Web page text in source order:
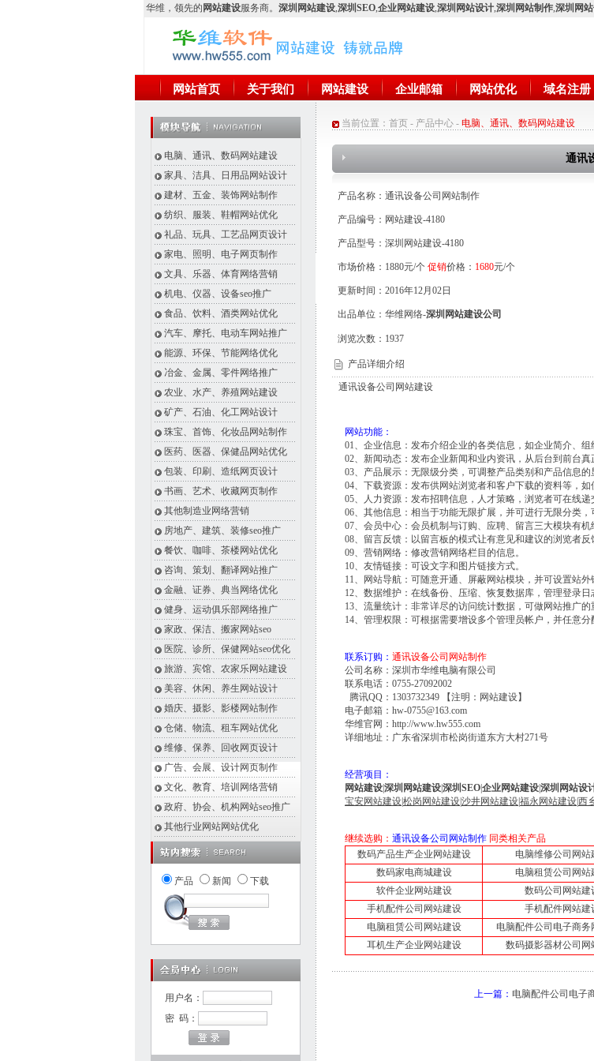
华维 ，领先的 网站建设服务商。 深圳网站建设,深圳SEO,企业网站建设,深圳网站设计,深圳网站制作,深圳网
网站首页 关于我们 网站建设 企业邮箱 网站优化 域名注册
电脑、通讯、数码网站建设
家具、洁具、日用品网站设计
建材、五金、装饰网站制作
纺织、服装、鞋帽网站优化
礼品、玩具、工艺品网页设计
家电、照明、电子网页制作
文具、乐器、体育网络营销
机电、仪器、设备seo推广
食品、饮料、酒类网站优化
汽车、摩托、电动车网站推广
能源、环保、节能网络优化
冶金、金属、零件网络推广
农业、水产、养殖网站建设
矿产、石油、化工网站设计
珠宝、首饰、化妆品网站制作
医药、医器、保健品网站优化
包装、印刷、造纸网页设计
书画、艺术、收藏网页制作
其他制造业网络营销
房地产、建筑、装修seo推广
餐饮、咖啡、茶楼网站优化
咨询、策划、翻译网站推广
金融、证券、典当网络优化
健身、运动俱乐部网络推广
家政、保洁、搬家网站seo
医院、诊所、保健网站seo优化
旅游、宾馆、农家乐网站建设
美容、休闲、养生网站设计
婚庆、摄影、影楼网站制作
仓储、物流、租车网站优化
维修、保养、回收网页设计
广告、会展、设计网页制作
文化、教育、培训网络营销
政府、协会、机构网站seo推广
其他行业网站网站优化
产品 新闻 下载
用户名：
密 码：
当前位置： 首页- 产品中心- 电脑、通讯、数码网站建设
通讯
产品名称：通讯设备公司网站制作
产品编号：网站建设-4180
产品型号：深圳网站建设-4180
市场价格：1880元/个 促销价格： 1680元/个
更新时间：2016年12月02日
出品单位：华维网络-深圳网站建设公司
浏览次数： 1937
产品详细介绍
通讯设备公司网站建设
网站功能：
01、企业信息：发布介绍企业的各类信息，如企业简介、
02、新闻动态：发布企业新闻和业内资讯，从后台到前台
03、产品展示：无限级分类，可调整产品类别和产品信息
04、下载资源：发布供网站浏览者和客户下载的资料等，
05、人力资源：发布招聘信息，人才策略，浏览者可在线递
06、其他信息：相当于功能无限扩展，并可进行无限分类
07、会员中心：会员机制与订购、应聘、留言三大模块有
08、留言反馈：以留言板的模式让有意见和建议的浏览者
09、营销网络：修改营销网络栏目的信息。
10、友情链接：可设文字和图片链接方式。
11、网站导航：可随意开通、屏蔽网站模块，并可设置站外
12、数据维护：在线备份、压缩、恢复数据库，管理登录日
13、流量统计：非常详尽的访问统计数据，可做网站推广的
14、管理权限：可根据需要增设多个管理员帐户，并任意分
联系订购： 通讯设备公司网站制作
公司名称：深圳市华维电脑有限公司
联系电话：0755-27092002
腾讯QQ：1303732349 【注明： 网站建设】
电子邮箱：hw-0755@163.com
华维官网： http://www.hw555.com
详细地址：广东省深圳市松岗街道东方大村271号
经营项目：
网站建设深圳网站建设深圳SEO企业网站建设深圳网站设
宝安网站建设松岗网站建设沙井网站建设福永网站建设西
继续选购： 通讯设备公司网站制作 同类相关产品
数码产品生产企业网站建设
电脑维修公司网站
数码家电商城建设
电脑租赁公司网站
软件企业网站建设
数码公司网站建
手机配件公司网站建设
手机配件网站建
电脑租赁公司网站建设
电脑配件公司电子商务
耳机生产企业网站建设
数码摄影器材公司网
上一篇： 电脑配件公司电子